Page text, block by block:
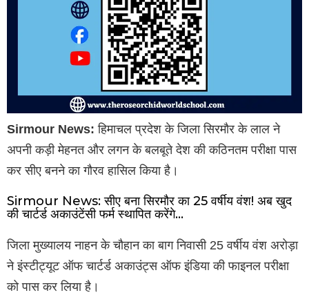
Sirmour News: हिमाचल प्रदेश के जिला सिरमौर के लाल ने
अपनी कड़ी मेहनत और लगन के बलबूते देश की कठिनतम परीक्षा पास
कर सीए बनने का गौरव हासिल किया है।
Sirmour News: सीए बना सिरमौर का 25 वर्षीय वंश! अब खुद
की चार्टर्ड अकाउंटेंसी फर्म स्थापित करेंगे…
जिला मुख्यालय नाहन के चौहान का बाग निवासी 25 वर्षीय वंश अरोड़ा
ने इंस्टीट्यूट ऑफ चार्टर्ड अकाउंट्स ऑफ इंडिया की फाइनल परीक्षा
को पास कर लिया है।